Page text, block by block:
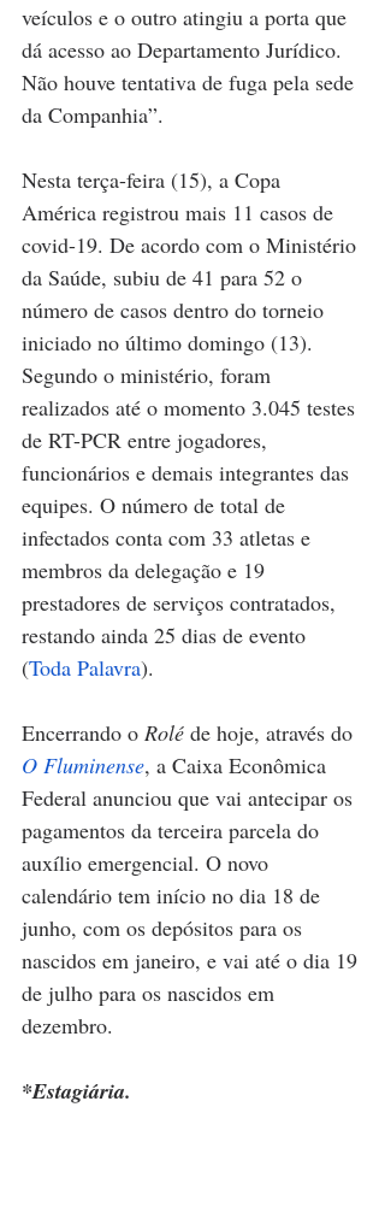
veículos e o outro atingiu a porta que
dá acesso ao Departamento Jurídico.
Não houve tentativa de fuga pela sede
da Companhia”.
Nesta terça-feira (15), a Copa
América registrou mais 11 casos de
covid-19. De acordo com o Ministério
da Saúde, subiu de 41 para 52 o
número de casos dentro do torneio
iniciado no último domingo (13).
Segundo o ministério, foram
realizados até o momento 3.045 testes
de RT-PCR entre jogadores,
funcionários e demais integrantes das
equipes. O número de total de
infectados conta com 33 atletas e
membros da delegação e 19
prestadores de serviços contratados,
restando ainda 25 dias de evento
(Toda Palavra).
Encerrando o Rolé de hoje, através do
O Fluminense, a Caixa Econômica
Federal anunciou que vai antecipar os
pagamentos da terceira parcela do
auxílio emergencial. O novo
calendário tem início no dia 18 de
junho, com os depósitos para os
nascidos em janeiro, e vai até o dia 19
de julho para os nascidos em
dezembro.
*Estagiária.